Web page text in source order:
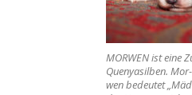
MORWEN ist eine
Quenyasilben.
wen bedeutet